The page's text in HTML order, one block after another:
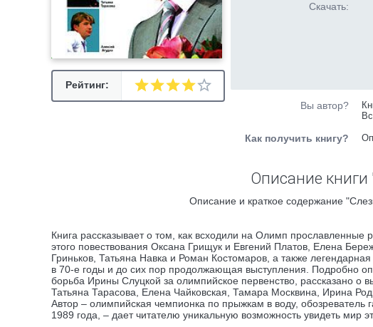
Рейтинг:
Скачать:
Вы автор?
Как получить книгу?
Описание книги
Описание и краткое содержание
Книга рассказывает о том, как всходили на Олимп
этого повествования Оксана Грищук и Евгений Платов, Елена
Гриньков, Татьяна Навка и Роман Костомаров, а также
в 70-е годы и до сих пор продолжающая выступления. Подробно
борьба Ирины Слуцкой за олимпийское первенство, рассказано
Татьяна Тарасова, Елена Чайковская, Тамара Москвина, Ирина
Автор – олимпийская чемпионка по прыжкам в воду,
1989 года, – дает читателю уникальную возможность увидеть мир